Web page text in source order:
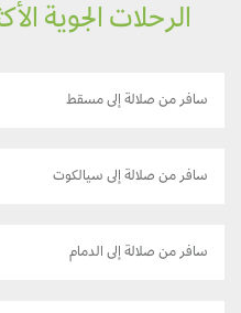
الرحلات الجوية
سافر من صلالة إلى مسقط
سافر من صلالة إلى سيالكوت
سافر من صلالة إلى الدمام